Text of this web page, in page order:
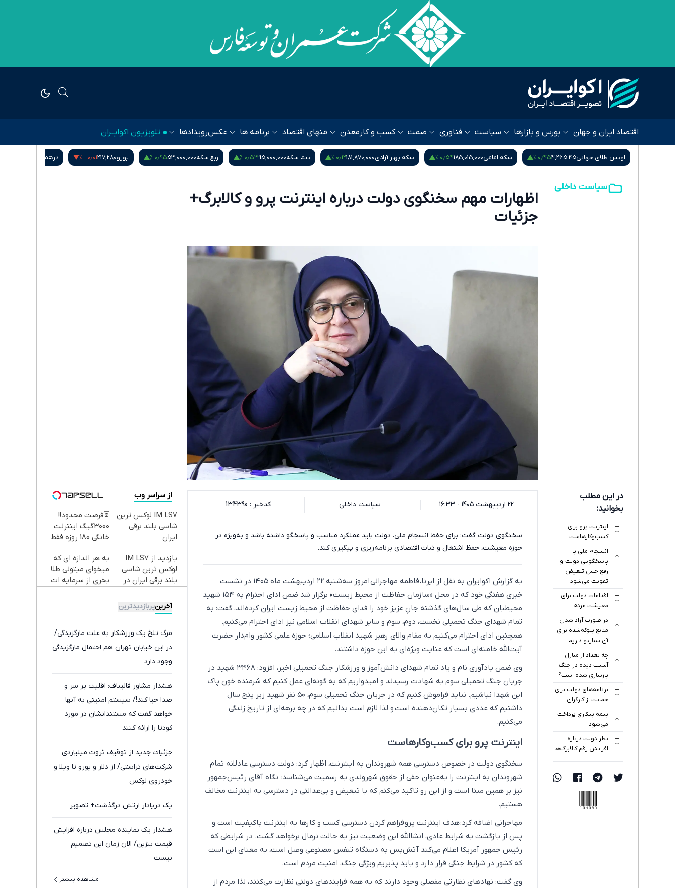
اقتصاد ایران و جهان بورس و بازارها سیاست فناوری صمت کسب و کار معدن منهای اقتصاد برنامه ها عکسرویدادها تلویزیون اکوایــران
اونس طلای جهانی4,265.45۰٫۴۵ % سکه امامی185,015,000۰٫۵۴ % سکه بهار آزادی181,870,000۰٫۱۲ % نیم سکه95,000,000۰٫۵۳ % ربع سکه53,000,000۰٫۹۵ % یورو217,280‎−۰٫۰۱ % درهم امارات
سیاست داخلی
اظهارات مهم سخنگوی دولت درباره اینترنت پرو و کالابرگ+
جزئیات
در این مطلب
بخوانید:
اینترنت پرو برای
کسب‌وکارهاست
انسجام ملی با
پاسخگویی دولت و
رفع حس تبعیض
تقویت می‌شود
اقدامات دولت برای
معیشت مردم
در صورت آزاد شدن
منابع بلوکه‌شده برای
آن سناریو داریم
چه تعداد از منازل
آسیب دیده در جنگ
بازسازی شده است؟
برنامه‌های دولت برای
حمایت از کارگران
بیمه بیکاری پرداخت
می‌شود
نظر دولت درباره
افزایش رقم کالابرگ‌ها
134390
۲۲ اردیبهشت ۱۴۰۵ - ۱۶:۳۳ سیاست داخلی کدخبر : 134390
سخنگوی دولت گفت: برای حفظ انسجام ملی، دولت باید عملکرد مناسب و پاسخگو داشته باشد و به‌ویژه در
حوزه معیشت، حفظ اشتغال و ثبات اقتصادی برنامه‌ریزی و پیگیری کند.
به گزارش اکوایران به نقل از ایرنا، فاطمه مهاجرانی امروز سه‌شنبه ۲۲ اردیبهشت ماه ۱۴۰۵ در نشست
خبری هفتگی خود که در محل «سازمان حفاظت از محیط زیست» برگزار شد ضمن ادای احترام به ۱۵۴ شهید
محیطبان که طی سال‌های گذشته جانِ عزیز خود را فدای حفاظت از محیط زیست ایران کرده‌اند، گفت: به
تمام شهدای جنگ تحمیلی نخست، دوم، سوم و سایر شهدای انقلاب اسلامی نیز ادای احترام می‌کنیم.
همچنین ادای احترام می‌کنیم به مقام والای رهبر شهید انقلاب اسلامی؛ حوزه علمی کشور وام‌دار حضرت
آیت‌الله خامنه‌ای است که عنایت ویژه‌ای به این حوزه داشتند.
وی ضمن یادآوری نام و یاد تمام شهدای دانش‌آموز و ورزشکار جنگ تحمیلی اخیر، افزود: ۳۴۶۸ شهید در
جریان جنگ تحمیلی سوم به شهادت رسیدند و امیدواریم که به گونه‌ای عمل کنیم که شرمنده خون پاک
این شهدا نباشیم. نباید فراموش کنیم که در جریان جنگ تحمیلی سوم، ۵۰ نفر شهید زیر پنج سال
داشتیم که عددی بسیار تکان‌دهنده است و لذا لازم است بدانیم که در چه برهه‌ای از تاریخ زندگی
می‌کنیم.
اینترنت پرو برای کسب‌وکارهاست
سخنگوی دولت در خصوص دسترسی همه شهروندان به اینترنت، اظهار کرد: دولت دسترسی عادلانه تمام
شهروندان به اینترنت را به‌عنوان حقی از حقوق شهروندی به رسمیت می‌شناسد؛ نگاه آقای رئیس‌جمهور
نیز بر همین مبنا است و از این رو تاکید می‌کنم که با تبعیض و بی‌عدالتی در دسترسی به اینترنت مخالف
هستیم.
مهاجرانی اضافه کرد: هدف اینترنت پرو فراهم کردن دسترسی کسب و کارها به اینترنت باکیفیت است و
پس از بازگشت به شرایط عادی، انشاالله این وضعیت نیز به حالت نرمال برخواهد گشت. در شرایطی که
رئیس جمهور آمریکا اعلام می‌کند آتش‌بس به دستگاه تنفس مصنوعی وصل است، به معنای این است
که کشور در شرایط جنگی قرار دارد و باید پذیریم ویژگی جنگ، امنیت مردم است.
وی گفت: نهادهای نظارتی مفصلی وجود دارند که به همه فرایندهای دولتی نظارت می‌کنند، لذا مردم از
از سراسر وب
IM LS7 لوکس ترین
شاسی بلند برقی
ایران
⏳فرصت محدود!!
3000گیگ اینترنت
خانگی 180 روزه فقط
بازدید از IM LS7
لوکس ترین شاسی
بلند برقی ایران در
به هر اندازه ای که
میخوای میتونی طلا
بخری از سرمایه ات
آخرینپربازدیدترین
مرگ تلخ یک ورزشکار به علت مارگزیدگی/
در این خیابان تهران هم احتمال مارگزیدگی
وجود دارد
هشدار مشاور قالیباف: اقلیت پر سر و
صدا حیا کند!/ سیستم امنیتی به آنها
خواهد گفت که مستندانشان در مورد
کودتا را ارائه کنند
جزئیات جدید از توقیف ثروت میلیاردی
شرکت‌های تراستی/ از دلار و یورو تا ویلا و
خودروی لوکس
یک دریادار ارتش درگذشت+ تصویر
هشدار یک نماینده مجلس درباره افزایش
قیمت بنزین/ الان زمان این تصمیم
نیست
مشاهده بیشتر